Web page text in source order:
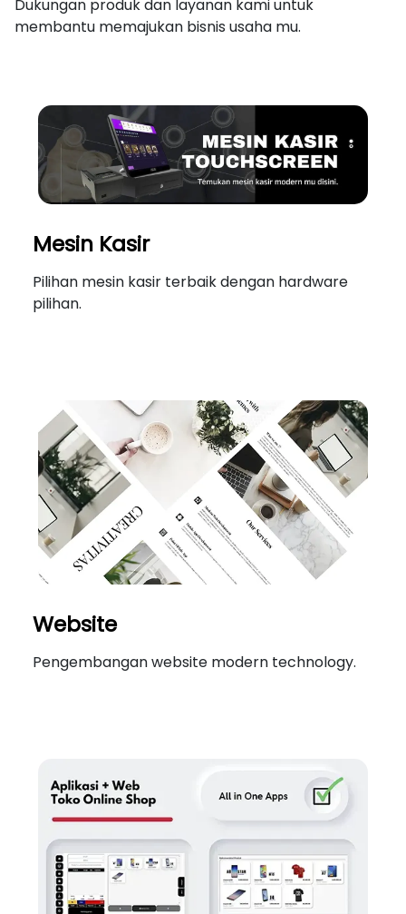
Dukungan produk dan layanan kami untuk
membantu memajukan bisnis usaha mu.
Mesin Kasir
Pilihan mesin kasir terbaik dengan hardware
pilihan.
Website
Pengembangan website modern technology.